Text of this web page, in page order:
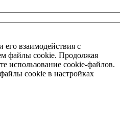
его взаимодействия с
файлы cookie. Продолжая
использование cookie-файлов.
cookie в настройках